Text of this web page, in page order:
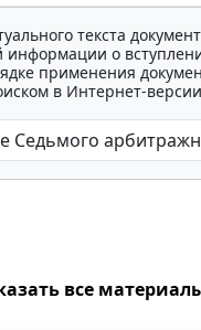
текста
информации о
применения
в Интернет-
все